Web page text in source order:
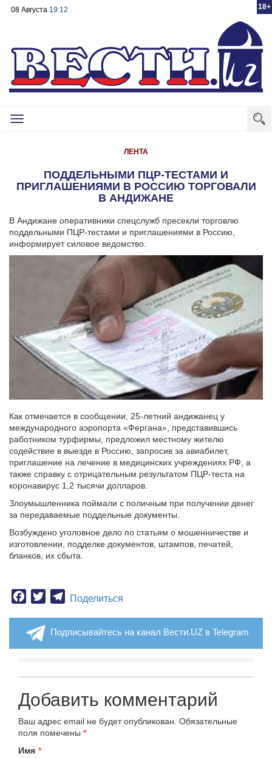
18+
08 Августа 19:12
Toggle
ЛЕНТА
ПОДДЕЛЬНЫМИ ПЦР-ТЕСТАМИ И
ПРИГЛАШЕНИЯМИ В РОССИЮ ТОРГОВАЛИ
В АНДИЖАНЕ
В Андижане оперативники спецслужб пресекли торговлю
поддельными ПЦР-тестами и приглашениями в Россию,
информирует силовое ведомство.
Как отмечается в сообщении, 25-летний андижанец у
международного аэропорта «Фергана», представившись
работником турфирмы, предложил местному жителю
содействие в выезде в Россию, запросив за авиабилет,
приглашение на лечение в медицинских учреждениях РФ, а
также справку с отрицательным результатом ПЦР-теста на
коронавирус 1,2 тысячи долларов.
Злоумышленника поймали с поличным при получении денег
за передаваемые поддельные документы.
Возбуждено уголовное дело по статьям о мошенничестве и
изготовлении, подделке документов, штампов, печатей,
бланков, их сбыта.
Facebook
TwitterTelegram
Поделиться
Подписывайтесь на канал Вести.UZ в Telegram
Добавить комментарий
Ваш адрес email не будет опубликован. Обязательные
поля помечены *
Имя *